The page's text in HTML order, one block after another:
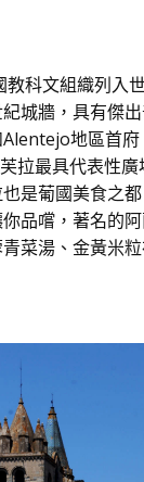
教科文組織列入
城牆，具有傑
地區首
拉最具代表性
是葡國美食之
品嚐，著名的
菜湯、金黃米